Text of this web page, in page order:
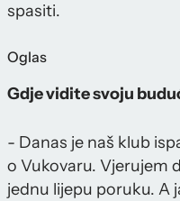
spasiti.
Oglas
Gdje vidite svoju
- Danas je naš klub
o Vukovaru. Vjerujem
jednu lijepu poruku. A